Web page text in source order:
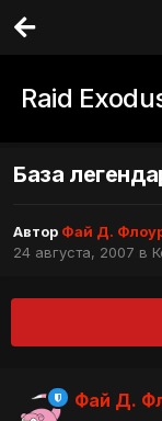
Raid
База
Автор Фай Д.
24 августа, 2007 в
Фай Д.